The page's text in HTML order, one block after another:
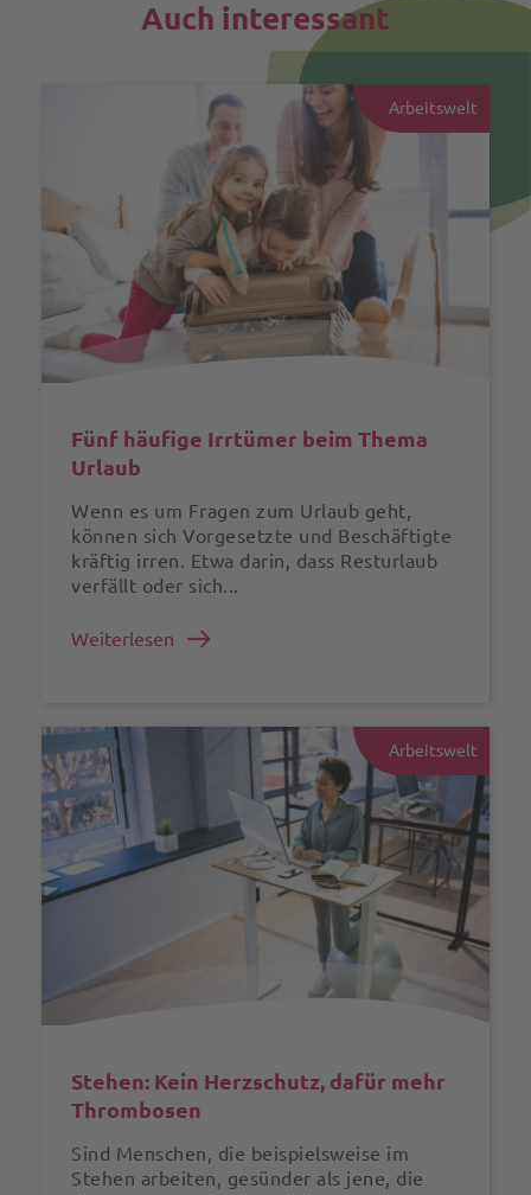
Auch interessant
Arbeitswelt
Fünf häufige Irrtümer beim Thema
Urlaub
Wenn es um Fragen zum Urlaub geht,
können sich Vorgesetzte und Beschäftigte
kräftig irren. Etwa darin, dass Resturlaub
verfällt oder sich...
Weiterlesen
Arbeitswelt
Stehen: Kein Herzschutz, dafür mehr
Thrombosen
Sind Menschen, die beispielsweise im
Stehen arbeiten, gesünder als jene, die